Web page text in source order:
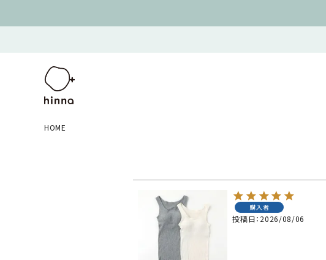
HOME
購入者
投稿日 2026/08/06